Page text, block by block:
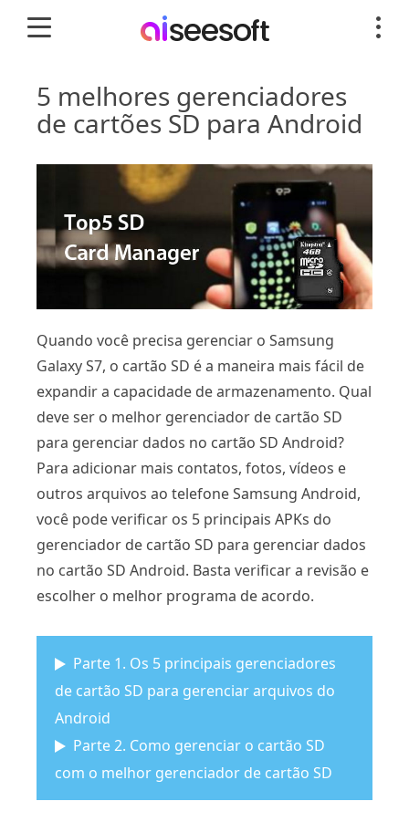
5 melhores gerenciadores
de cartões SD para Android
Quando você precisa gerenciar o Samsung
Galaxy S7, o cartão SD é a maneira mais fácil de
expandir a capacidade de armazenamento. Qual
deve ser o melhor gerenciador de cartão SD
para gerenciar dados no cartão SD Android?
Para adicionar mais contatos, fotos, vídeos e
outros arquivos ao telefone Samsung Android,
você pode verificar os 5 principais APKs do
gerenciador de cartão SD para gerenciar dados
no cartão SD Android. Basta verificar a revisão e
escolher o melhor programa de acordo.
Parte 1. Os 5 principais gerenciadores
de cartão SD para gerenciar arquivos do
Android
Parte 2. Como gerenciar o cartão SD
com o melhor gerenciador de cartão SD